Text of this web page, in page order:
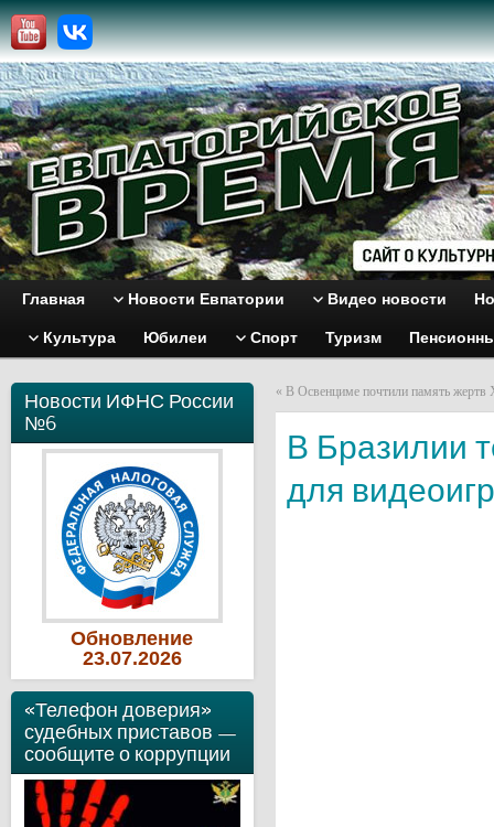
Главная Новости Евпатории Видео новости
Культура Юбилеи Спорт Туризм
Новости ИФНС России
№6
Обновление
23.07.2026
«Телефон доверия»
судебных приставов —
сообщите о коррупции
« В Освенциме почтили память жертв
В Бразилии
для видеоигр